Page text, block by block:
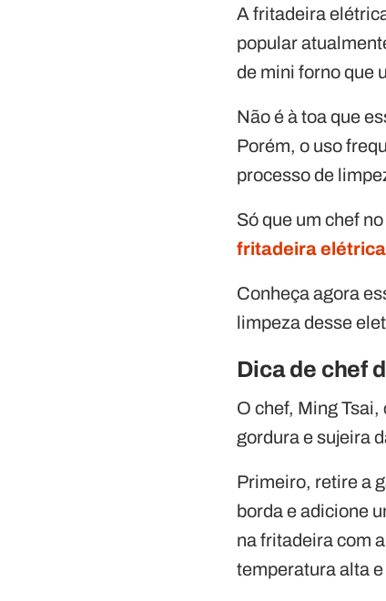
A fritadeira
popular
de mini forno que
Não é à toa que
Porém, o uso
processo de
Só que um chef
fritadeira elétrica
Conheça agora
limpeza desse
Dica de chef
O chef, Ming
gordura e sujeira
Primeiro, retire a
borda e adicione
na fritadeira com
temperatura alta